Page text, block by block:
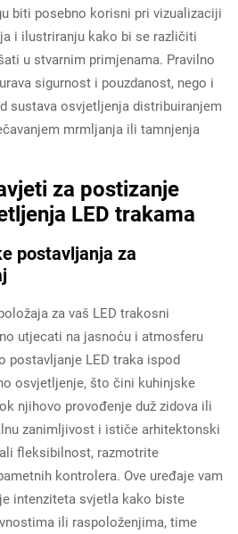
biti posebno korisni pri vizualizaciji
i ilustriranju kako bi se različiti
u stvarnim primjenama. Pravilno
sigurnost i pouzdanost, nego i
sustava osvjetljenja distribuiranjem
mrmljanja ili tamnjenja
za postizanje
LED trakama
postavljanja za
za vaš LED trakosni
utjecati na jasnoću i atmosferu
postavljanje LED traka ispod
osvjetljenje, što čini kuhinjske
njihovo provođenje duž zidova ili
zanimljivost i ističe arhitektonski
fleksibilnost, razmotrite
kontrolera. Ove uređaje vam
intenziteta svjetla kako biste
ili raspoloženjima, time